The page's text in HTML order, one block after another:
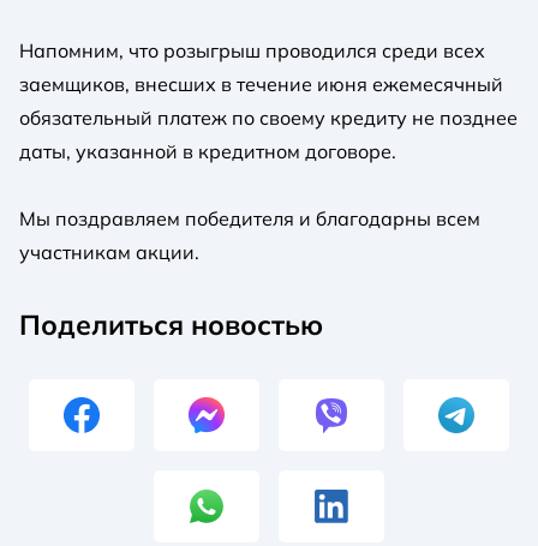
Напомним, что розыгрыш проводился среди всех
заемщиков, внесших в течение июня ежемесячный
обязательный платеж по своему кредиту не позднее
даты, указанной в кредитном договоре.
Мы поздравляем победителя и благодарны всем
участникам акции.
Поделиться новостью